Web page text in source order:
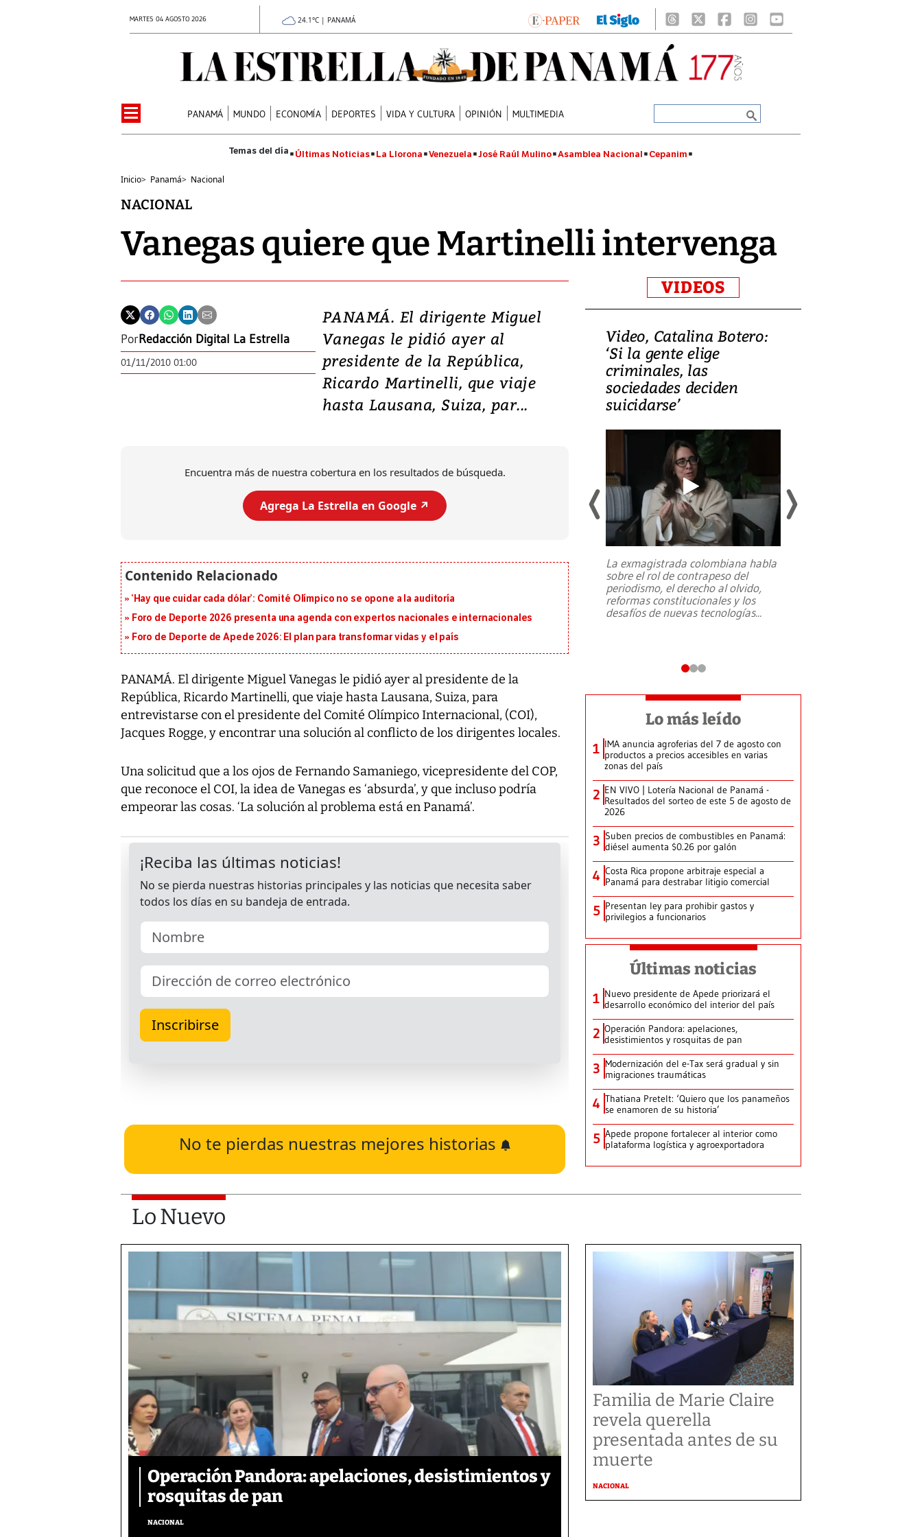
MARTES 04 AGOSTO 2026 24.1°C | PANAMÁ
PANAMÁ MUNDO ECONOMÍA DEPORTES VIDA Y CULTURA OPINIÓN MULTIMEDIA
Últimas Noticias La Llorona Venezuela José Raúl Mulino Asamblea Nacional Cepanim
Inicio> Panamá> Nacional
NACIONAL
Vanegas quiere que Martinelli intervenga
PorRedacción Digital La Estrella
01/11/2010 01:00
PANAMÁ. El dirigente Miguel
Vanegas le pidió ayer al
presidente de la República,
Ricardo Martinelli, que viaje
hasta Lausana, Suiza, par...
Encuentra más de nuestra cobertura en los resultados de búsqueda.
Agrega La Estrella en Google ↗️
‘Hay que cuidar cada dólar’: Comité Olímpico no se opone a la auditoría
Foro de Deporte 2026 presenta una agenda con expertos nacionales e internacionales
Foro de Deporte de Apede 2026: El plan para transformar vidas y el país
PANAMÁ. El dirigente Miguel Vanegas le pidió ayer al presidente de la
República, Ricardo Martinelli, que viaje hasta Lausana, Suiza, para
entrevistarse con el presidente del Comité Olímpico Internacional, (COI),
Jacques Rogge, y encontrar una solución al conflicto de los dirigentes locales.
Una solicitud que a los ojos de Fernando Samaniego, vicepresidente del COP,
que reconoce el COI, la idea de Vanegas es ‘absurda’, y que incluso podría
empeorar las cosas. ‘La solución al problema está en Panamá’.
No te pierdas nuestras mejores historias
VIDEOS
Video, Japón: Terremoto
deja heridos y graves
daños en Kumamoto
al sur de Japón, provocando una
Video, Catalina Botero:
‘Si la gente elige
criminales, las
sociedades deciden
suicidarse’
La exmagistrada colombiana habla
sobre el rol de contrapeso del
periodismo, el derecho al olvido,
reformas constitucionales y los
desafíos de nuevas tecnologías...
Lo más leído
1 IMA anuncia agroferias del 7 de agosto con
productos a precios accesibles en varias
zonas del país
2 EN VIVO | Lotería Nacional de Panamá -
Resultados del sorteo de este 5 de agosto de
2026
3 Suben precios de combustibles en Panamá:
diésel aumenta $0.26 por galón
4 Costa Rica propone arbitraje especial a
Panamá para destrabar litigio comercial
5 Presentan ley para prohibir gastos y
privilegios a funcionarios
Últimas noticias
1 Nuevo presidente de Apede priorizará el
desarrollo económico del interior del país
2 Operación Pandora: apelaciones,
desistimientos y rosquitas de pan
3 Modernización del e-Tax será gradual y sin
migraciones traumáticas
4 Thatiana Pretelt: ‘Quiero que los panameños
se enamoren de su historia’
5 Apede propone fortalecer al interior como
plataforma logística y agroexportadora
Lo Nuevo
Operación Pandora: apelaciones, desistimientos y
rosquitas de pan
NACIONAL
Familia de Marie Claire
revela querella
presentada antes de su
muerte
NACIONAL